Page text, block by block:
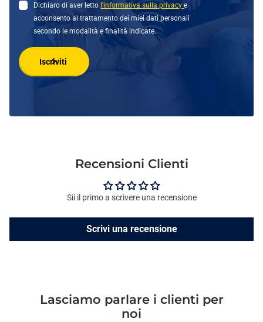
Dichiaro di aver letto l'informativa sulla privacye
acconsento al trattamento dei miei dati personali
secondo le modalità e finalità indicate.
Iscriviti
Recensioni Clienti
Sii il primo a scrivere una recensione
Scrivi una recensione
Lasciamo parlare i clienti per
noi